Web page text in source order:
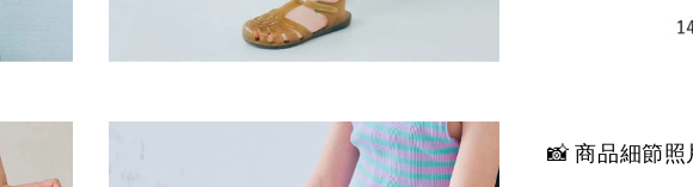
📸 商品細節照